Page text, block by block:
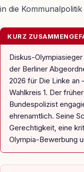
in die Kommunalpolitik
KURZ
Diskus-
der Berliner
2026 für Die Linke an
Wahlkreis 1. Der
Bundespolizist
ehrenamtlich. Seine
Gerechtigkeit, eine
Olympia-Bewerbung